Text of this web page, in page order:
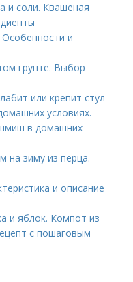
и соли. Квашеная
и
грунте. Выбор
или крепит стул
условиях.
в домашних
на зиму из перца.
и описание
и яблок. Компот из
с пошаговым